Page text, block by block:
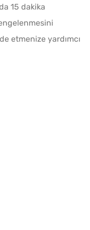
15 dakika
etmenize yardımcı